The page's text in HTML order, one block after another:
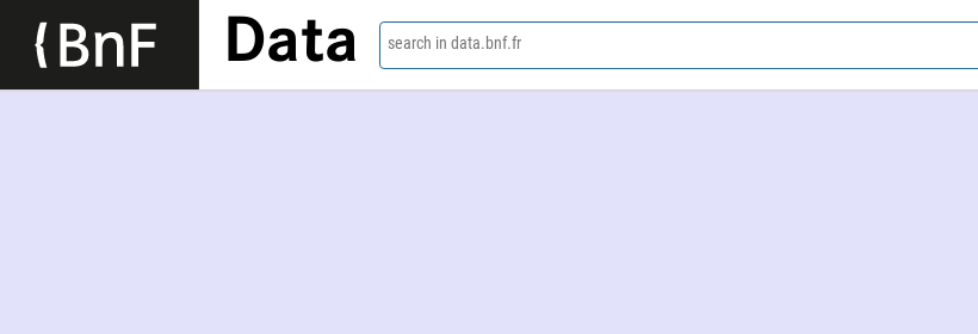
Data search in data.bnf.fr